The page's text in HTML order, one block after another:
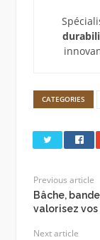
CATEGORIES
Previous article
Bâche,
valorisez vos
Next article